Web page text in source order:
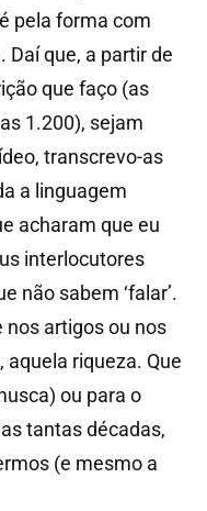
pela forma com
Daí que, a partir de
que faço (as
1.200), sejam
transcrevo-as
a linguagem
acharam que eu
interlocutores
não sabem ‘falar’.
nos artigos ou nos
riqueza. Que
ou para o
tantas décadas,
(e mesmo a